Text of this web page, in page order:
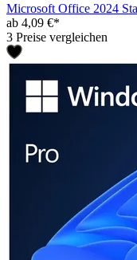
Microsoft Office 2024
ab 4,09 €*
3 Preise vergleichen